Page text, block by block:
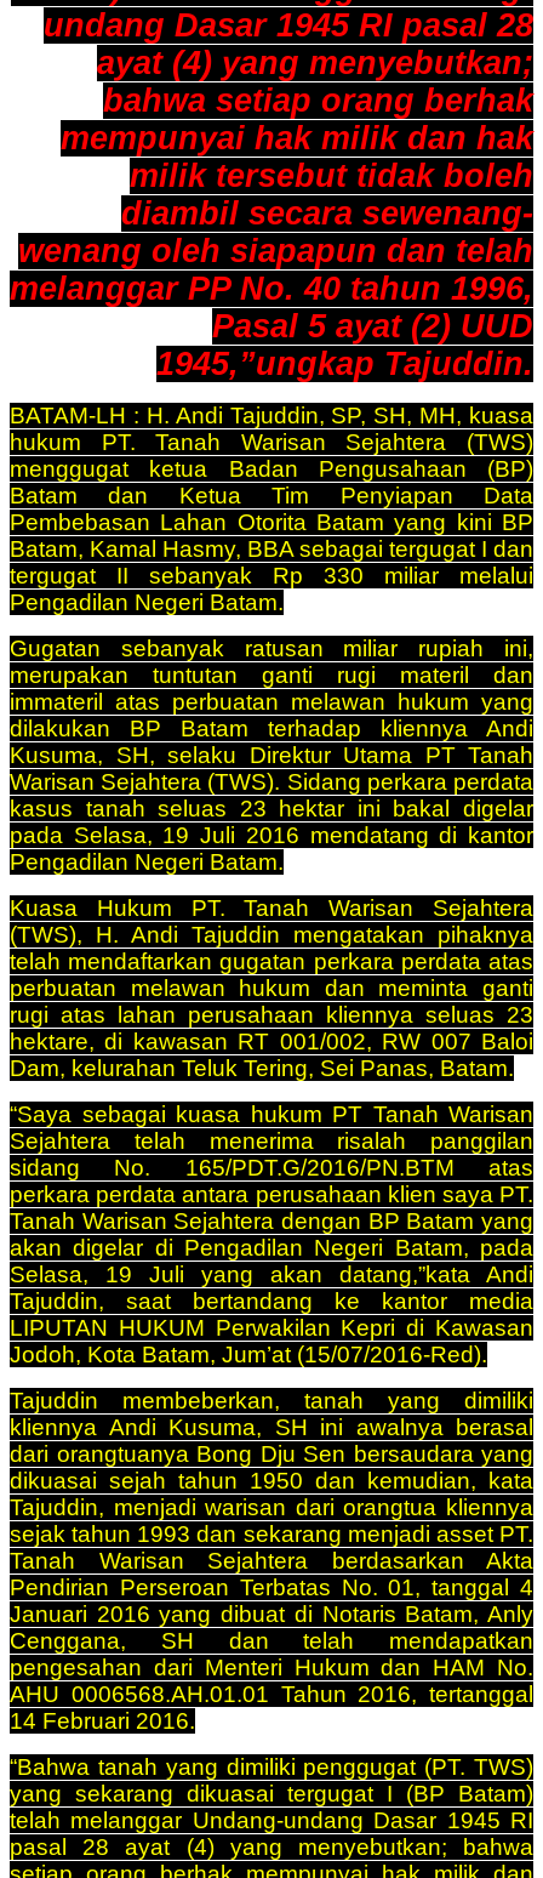
undang Dasar 1945 RI pasal 28
ayat (4) yang menyebutkan;
bahwa setiap orang berhak
mempunyai hak milik dan hak
milik tersebut tidak boleh
diambil secara sewenang-
wenang oleh siapapun dan telah
melanggar PP No. 40 tahun 1996,
Pasal 5 ayat (2) UUD
1945,”ungkap Tajuddin.
BATAM-LH : H. Andi Tajuddin, SP, SH, MH, kuasa
hukum PT. Tanah Warisan Sejahtera (TWS)
menggugat ketua Badan Pengusahaan (BP)
Batam dan Ketua Tim Penyiapan Data
Pembebasan Lahan Otorita Batam yang kini BP
Batam, Kamal Hasmy, BBA sebagai tergugat I dan
tergugat II sebanyak Rp 330 miliar melalui
Pengadilan Negeri Batam.
Gugatan sebanyak ratusan miliar rupiah ini,
merupakan tuntutan ganti rugi materil dan
immateril atas perbuatan melawan hukum yang
dilakukan BP Batam terhadap kliennya Andi
Kusuma, SH, selaku Direktur Utama PT Tanah
Warisan Sejahtera (TWS). Sidang perkara perdata
kasus tanah seluas 23 hektar ini bakal digelar
pada Selasa, 19 Juli 2016 mendatang di kantor
Pengadilan Negeri Batam.
Kuasa Hukum PT. Tanah Warisan Sejahtera
(TWS), H. Andi Tajuddin mengatakan pihaknya
telah mendaftarkan gugatan perkara perdata atas
perbuatan melawan hukum dan meminta ganti
rugi atas lahan perusahaan kliennya seluas 23
hektare, di kawasan RT 001/002, RW 007 Baloi
Dam, kelurahan Teluk Tering, Sei Panas, Batam.
“Saya sebagai kuasa hukum PT Tanah Warisan
Sejahtera telah menerima risalah panggilan
sidang No. 165/PDT.G/2016/PN.BTM atas
perkara perdata antara perusahaan klien saya PT.
Tanah Warisan Sejahtera dengan BP Batam yang
akan digelar di Pengadilan Negeri Batam, pada
Selasa, 19 Juli yang akan datang,”kata Andi
Tajuddin, saat bertandang ke kantor media
LIPUTAN HUKUM Perwakilan Kepri di Kawasan
Jodoh, Kota Batam, Jum’at (15/07/2016-Red).
Tajuddin membeberkan, tanah yang dimiliki
kliennya Andi Kusuma, SH ini awalnya berasal
dari orangtuanya Bong Dju Sen bersaudara yang
dikuasai sejah tahun 1950 dan kemudian, kata
Tajuddin, menjadi warisan dari orangtua kliennya
sejak tahun 1993 dan sekarang menjadi asset PT.
Tanah Warisan Sejahtera berdasarkan Akta
Pendirian Perseroan Terbatas No. 01, tanggal 4
Januari 2016 yang dibuat di Notaris Batam, Anly
Cenggana, SH dan telah mendapatkan
pengesahan dari Menteri Hukum dan HAM No.
AHU 0006568.AH.01.01 Tahun 2016, tertanggal
14 Februari 2016.
“Bahwa tanah yang dimiliki penggugat (PT. TWS)
yang sekarang dikuasai tergugat I (BP Batam)
telah melanggar Undang-undang Dasar 1945 RI
pasal 28 ayat (4) yang menyebutkan; bahwa